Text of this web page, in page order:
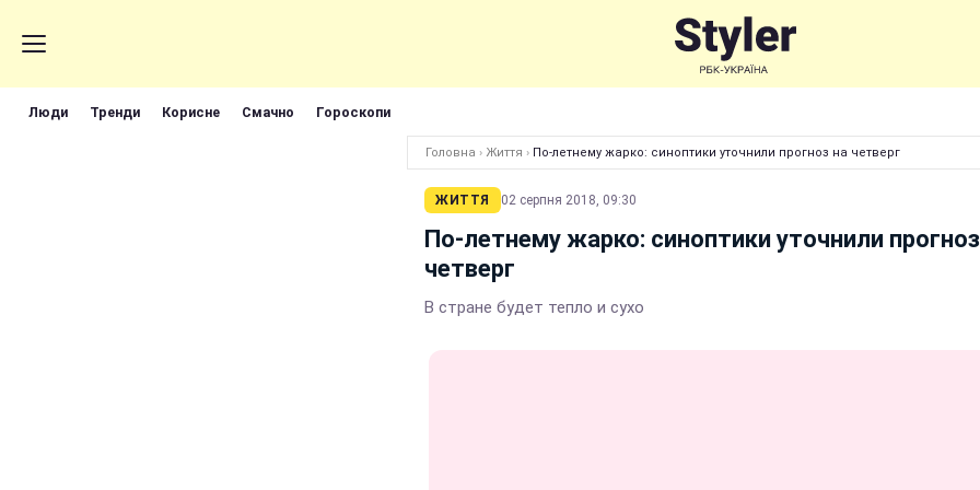
Люди Тренди Корисне Смачно Гороскопи
Головна › Життя › По-летнему жарко: синоптики уточнили прогноз на четверг
ЖИТТЯ 02 серпня 2018, 09:30
По-летнему жарко: синоптики уточнили
четверг
В стране будет тепло и сухо